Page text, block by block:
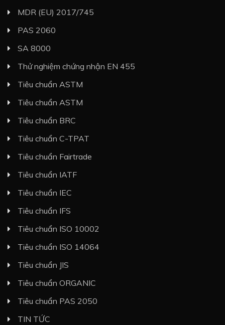
MDR (EU) 2017/745
PAS 2060
SA 8000
Thử nghiệm chứng nhận EN 455
Tiêu chuẩn ASTM
Tiêu chuẩn ASTM
Tiêu chuẩn BRC
Tiêu chuẩn C-TPAT
Tiêu chuẩn Fairtrade
Tiêu chuẩn IATF
Tiêu chuẩn IEC
Tiêu chuẩn IFS
Tiêu chuẩn ISO 10002
Tiêu chuẩn ISO 14064
Tiêu chuẩn JIS
Tiêu chuẩn ORGANIC
Tiêu chuẩn PAS 2050
TIN TỨC